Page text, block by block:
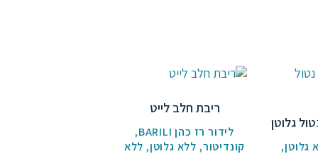
גלוטן
גלוטן,
ריבת חלב לייט
לידור רז כהן BARILI
,
קונדיטור, ללא גלוטן, ללא